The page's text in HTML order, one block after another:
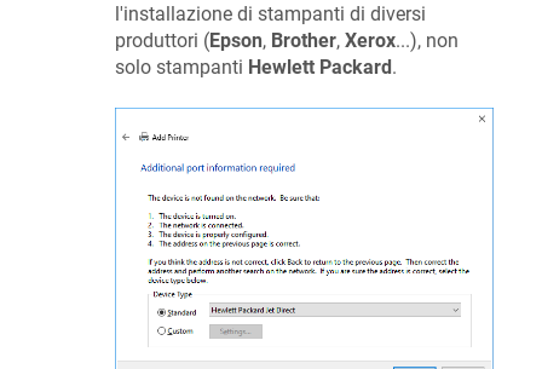
l'installazione di stampanti di diversi
produttori (Epson, Brother, Xerox...), non
solo stampanti Hewlett Packard.